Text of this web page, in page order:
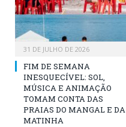
31 DE JULHO DE 2026
FIM DE SEMANA
INESQUECÍVEL: SOL,
MÚSICA E ANIMAÇÃO
TOMAM CONTA DAS
PRAIAS DO MANGAL E DA
MATINHA